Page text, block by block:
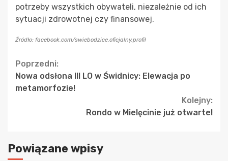
potrzeby wszystkich obywateli, niezależnie od ich
sytuacji zdrowotnej czy finansowej.
Źródło: facebook.com/swiebodzice.oficjalny.profil
Continue
Reading
Poprzedni:
Nowa odsłona III LO w Świdnicy: Elewacja po
metamorfozie!
Kolejny:
Rondo w Mielęcinie już otwarte!
Powiązane wpisy